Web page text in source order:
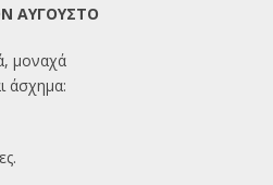
ΑΥΓΟΥΣΤΟ
μοναχά
άσχημα: